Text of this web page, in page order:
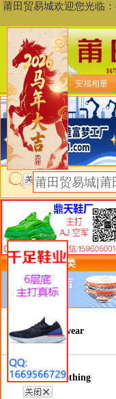
莆田贸易城欢迎您光临
贸易城首页 安福相册
类目详细分类
鞋类-Footwear
服装类-Clothing